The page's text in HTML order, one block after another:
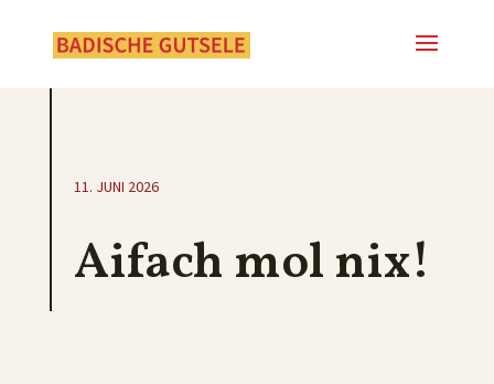
11. JUNI 2026
Aifach mol nix!